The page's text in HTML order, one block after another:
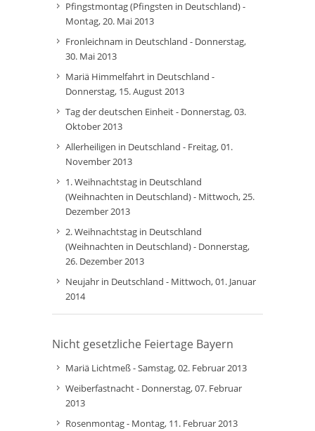
Pfingstmontag (Pfingsten in Deutschland) -
Montag, 20. Mai 2013
Fronleichnam in Deutschland - Donnerstag,
30. Mai 2013
Mariä Himmelfahrt in Deutschland -
Donnerstag, 15. August 2013
Tag der deutschen Einheit - Donnerstag, 03.
Oktober 2013
Allerheiligen in Deutschland - Freitag, 01.
November 2013
1. Weihnachtstag in Deutschland
(Weihnachten in Deutschland) - Mittwoch, 25.
Dezember 2013
2. Weihnachtstag in Deutschland
(Weihnachten in Deutschland) - Donnerstag,
26. Dezember 2013
Neujahr in Deutschland - Mittwoch, 01. Januar
2014
Nicht gesetzliche Feiertage Bayern
Mariä Lichtmeß - Samstag, 02. Februar 2013
Weiberfastnacht - Donnerstag, 07. Februar
2013
Rosenmontag - Montag, 11. Februar 2013